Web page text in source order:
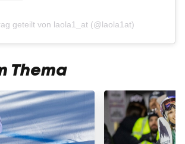
geteilt von laola1_at (@laola1at)
Thema